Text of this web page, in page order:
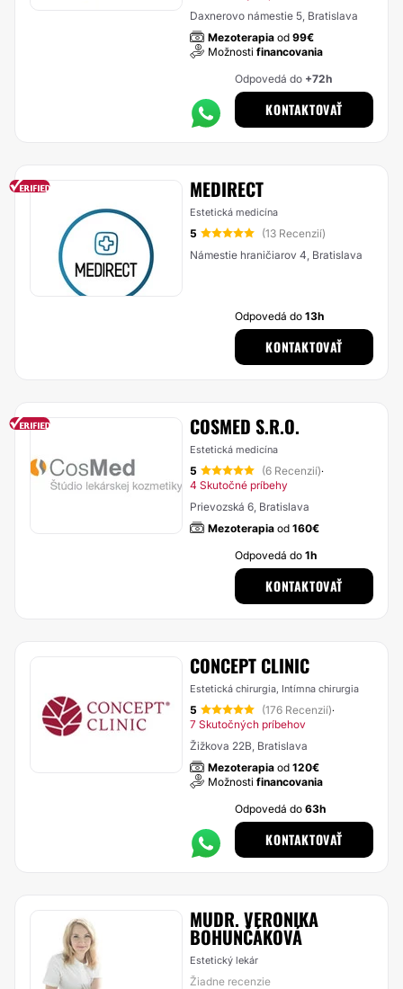
Daxnerovo námestie 5, Bratislava
Mezoterapia od 99€
Možnosti financovania
Odpovedá do +72h
KONTAKTOVAŤ
MEDIRECT
Estetická medicína
5
(13 Recenzií)
Námestie hraničiarov 4, Bratislava
Odpovedá do13h
KONTAKTOVAŤ
COSMED S.R.O.
Estetická medicína
5 (6 Recenzií)·
4 Skutočné príbehy
Prievozská 6, Bratislava
Mezoterapia od 160€
Odpovedá do1h
KONTAKTOVAŤ
CONCEPT CLINIC
Estetická chirurgia, Intímna chirurgia
5 (176 Recenzií)·
7 Skutočných príbehov
Žižkova 22B, Bratislava
Mezoterapia od 120€
Možnosti financovania
Odpovedá do63h
KONTAKTOVAŤ
MUDR. VERONIKA
BOHUNČÁKOVÁ
Estetický lekár
Žiadne recenzie